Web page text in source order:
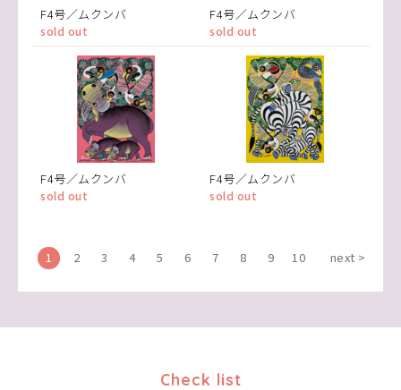
F4号／ムクンバ
sold out
F4号／ムクンバ
sold out
F4号／ムクンバ
sold out
F4号／ムクンバ
sold out
1 2 3 4 5 6 7 8 9 10 next >
Check list